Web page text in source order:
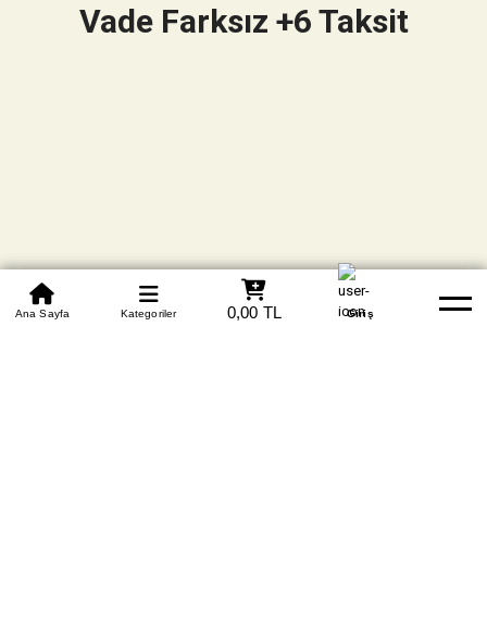
0850 305 09 70
Beden Tablosu Banka Hesapları Whatsapp Yardım
Ana Sayfa Kategoriler 0,00 TL Giriş
Vade Farksız +6 Taksit